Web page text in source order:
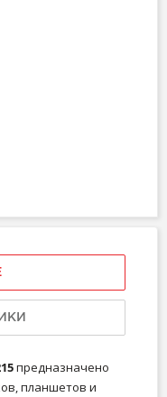
предназначено
планшетов и